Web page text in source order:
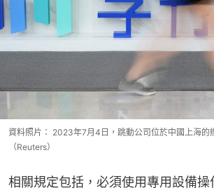
資料照片： 2023年7月4日，跳動公司位於中國上海的
（Reuters）
相關規定包括，必須使用專用設備